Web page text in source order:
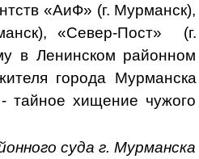
«АиФ» (г. Мурманск),
«Север-Пост»
(г.
вЛенинском районном
города Мурманска
хищение чужого
суда г. Мурманска